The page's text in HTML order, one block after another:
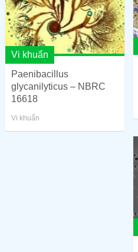
Vi khuẩn
Paenibacillus
glycanilyticus – NBRC
16618
Vi khuẩn